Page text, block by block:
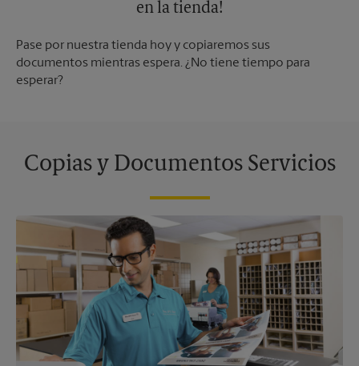
en la tienda!
Pase por nuestra tienda hoy y copiaremos sus
documentos mientras espera. ¿No tiene tiempo para
esperar?
Copias y Documentos Servicios